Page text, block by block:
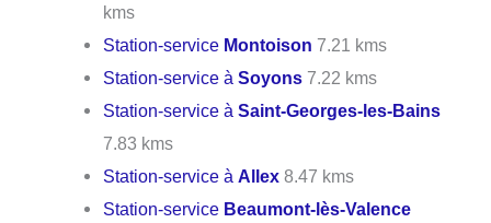
kms
Station-service Montoison 7.21 kms
Station-service àSoyons 7.22 kms
Station-service àSaint-Georges-les-Bains
7.83 kms
Station-service àAllex 8.47 kms
Station-service Beaumont-lès-Valence